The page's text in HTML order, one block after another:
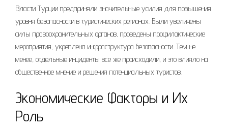
Власти Турции предприняли значительные усилия для повышения
уровня безопасности в туристических регионах. Были увеличены
силы правоохранительных органов, проведены профилактические
мероприятия, укреплена инфраструктура безопасности. Тем не
менее, отдельные инциденты все же происходили, и это влияло на
общественное мнение и решения потенциальных туристов.
Экономические Факторы и Их
Роль